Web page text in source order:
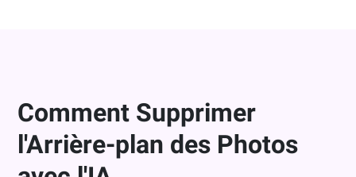
Comment Supprimer
l'Arrière-plan des Photos